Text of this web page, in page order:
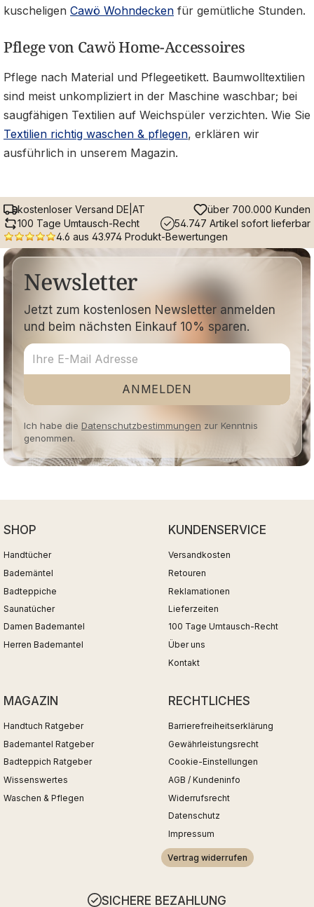
kuscheligen Cawö Wohndecken für gemütliche Stunden.
Pflege von Cawö Home-Accessoires
Pflege nach Material und Pflegeetikett. Baumwolltextilien
sind meist unkompliziert in der Maschine waschbar; bei
saugfähigen Textilien auf Weichspüler verzichten. Wie Sie
Textilien richtig waschen & pflegen, erklären wir
ausführlich in unserem Magazin.
kostenloser Versand DE|AT
über 700.000 Kunden
100 Tage Umtausch-Recht
54.747 Artikel sofort lieferbar
4.6 aus 43.974 Produkt-Bewertungen
Newsletter
Jetzt zum kostenlosen Newsletter anmelden
und beim nächsten Einkauf 10% sparen.
ANMELDEN
Ich habe die Datenschutzbestimmungen zur Kenntnis
genommen.
SHOP
Handtücher
Bademäntel
Badteppiche
Saunatücher
Damen Bademantel
Herren Bademantel
KUNDENSERVICE
Versandkosten
Retouren
Reklamationen
Lieferzeiten
100 Tage Umtausch-Recht
Über uns
Kontakt
MAGAZIN
Handtuch Ratgeber
Bademantel Ratgeber
Badteppich Ratgeber
Wissenswertes
Waschen & Pflegen
RECHTLICHES
Barrierefreiheitserklärung
Gewährleistungsrecht
Cookie-Einstellungen
AGB / Kundeninfo
Widerrufsrecht
Datenschutz
Impressum
Vertrag widerrufen
SICHERE BEZAHLUNG